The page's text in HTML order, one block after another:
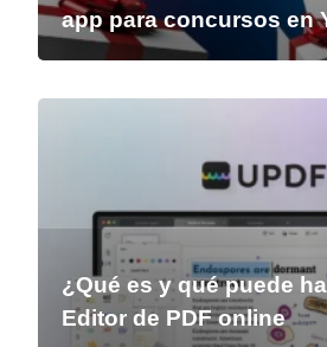
app para concursos en
¿Qué es y qué puede
Editor de PDF online